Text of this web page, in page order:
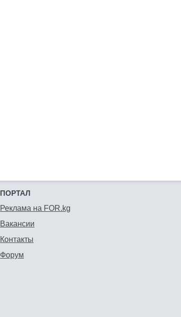
ПОРТАЛ
Реклама на FOR.kg
Вакансии
Контакты
Форум